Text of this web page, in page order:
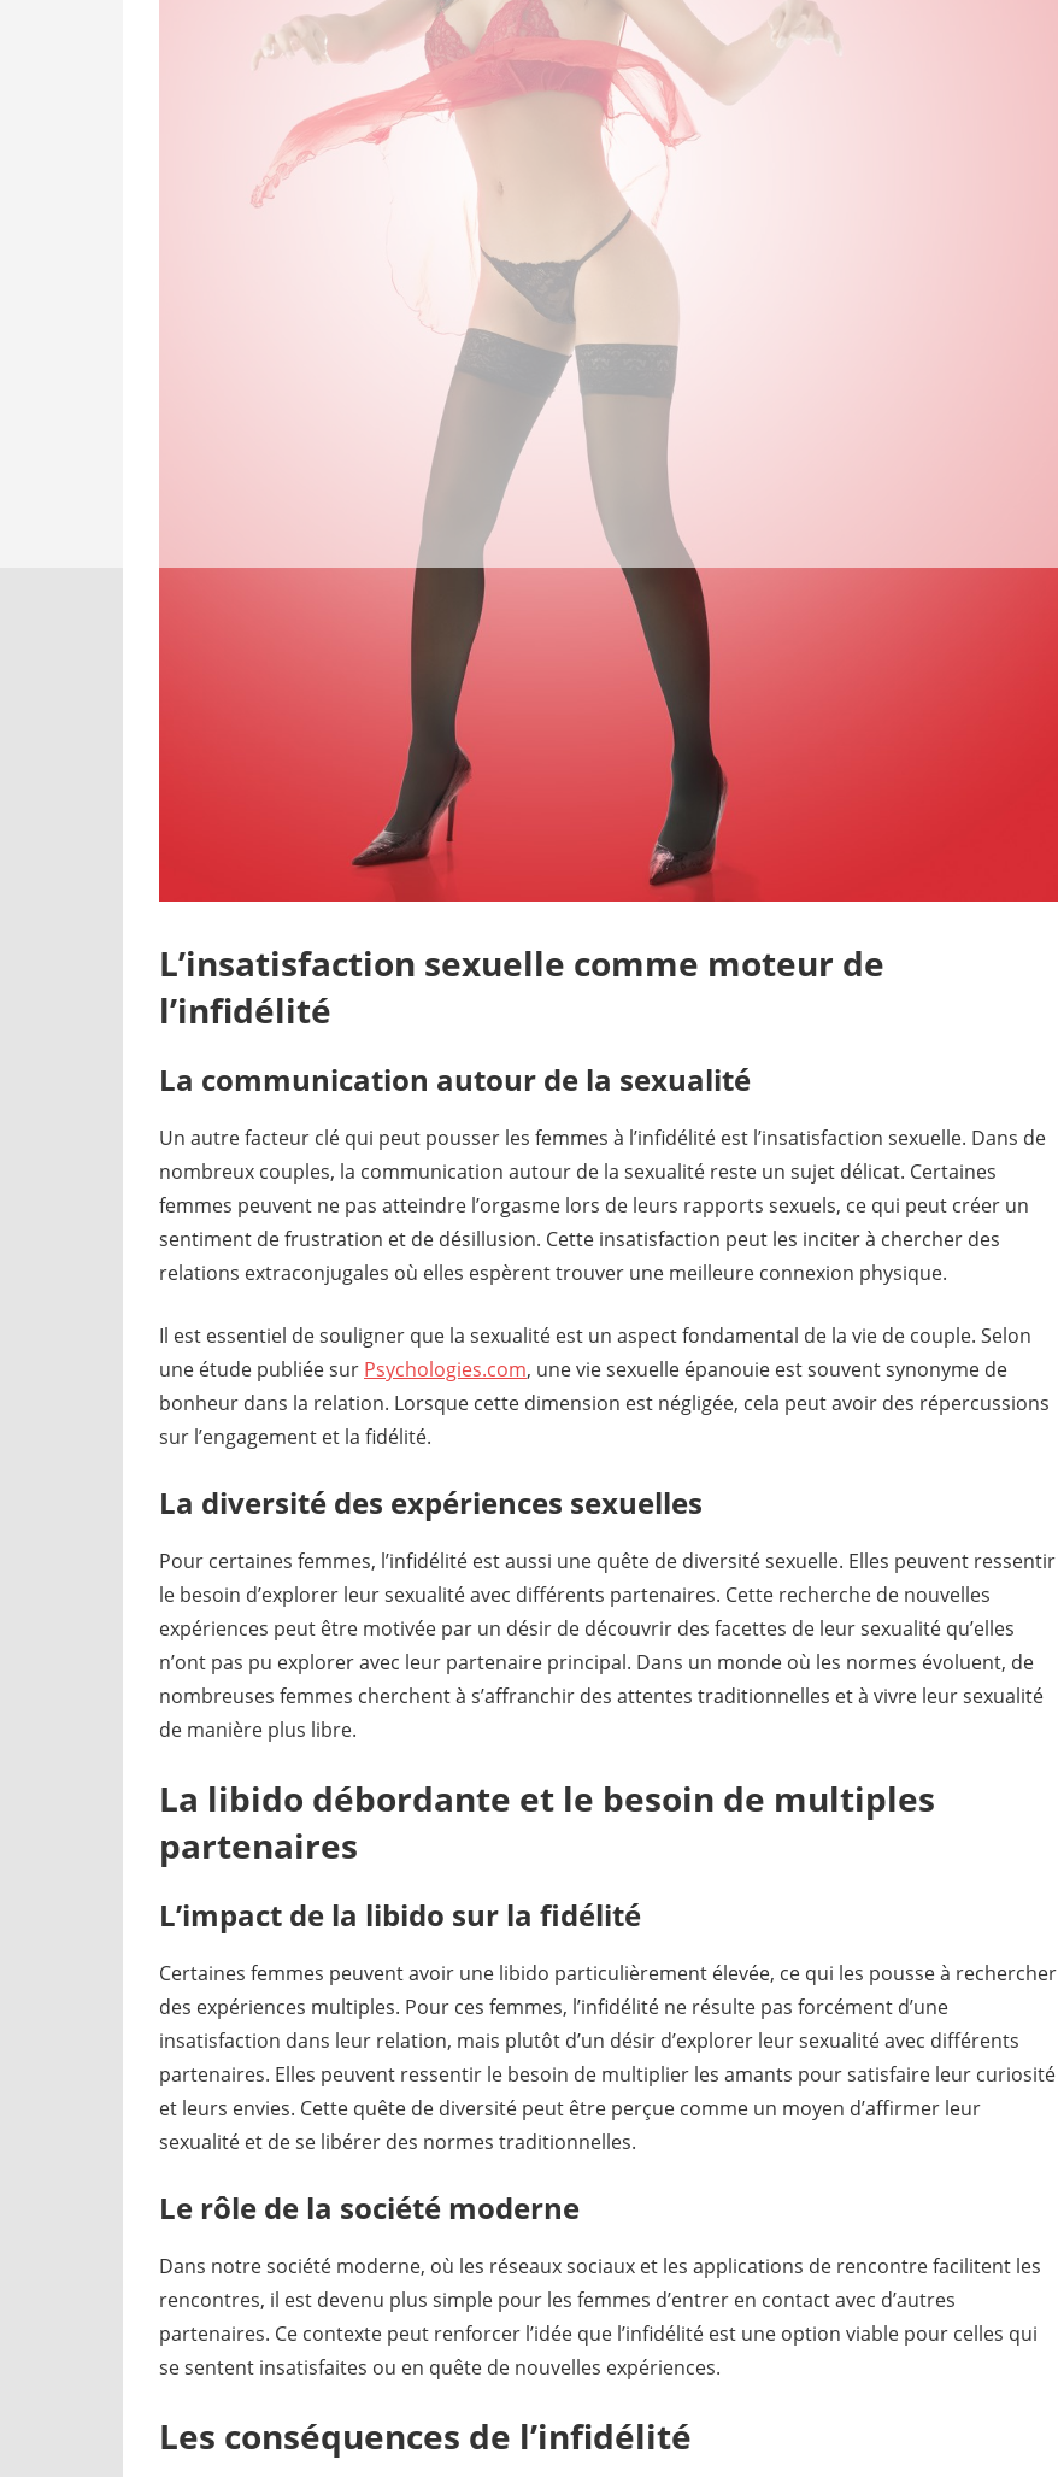
L’insatisfaction sexuelle comme moteur de
l’infidélité
La communication autour de la sexualité
Un autre facteur clé qui peut pousser les femmes à l’infidélité est l’insatisfaction sexuelle. Dans de
nombreux couples, la communication autour de la sexualité reste un sujet délicat. Certaines
femmes peuvent ne pas atteindre l’orgasme lors de leurs rapports sexuels, ce qui peut créer un
sentiment de frustration et de désillusion. Cette insatisfaction peut les inciter à chercher des
relations extraconjugales où elles espèrent trouver une meilleure connexion physique.
Il est essentiel de souligner que la sexualité est un aspect fondamental de la vie de couple. Selon
une étude publiée sur Psychologies.com, une vie sexuelle épanouie est souvent synonyme de
bonheur dans la relation. Lorsque cette dimension est négligée, cela peut avoir des répercussions
sur l’engagement et la fidélité.
La diversité des expériences sexuelles
Pour certaines femmes, l’infidélité est aussi une quête de diversité sexuelle. Elles peuvent ressentir
le besoin d’explorer leur sexualité avec différents partenaires. Cette recherche de nouvelles
expériences peut être motivée par un désir de découvrir des facettes de leur sexualité qu’elles
n’ont pas pu explorer avec leur partenaire principal. Dans un monde où les normes évoluent, de
nombreuses femmes cherchent à s’affranchir des attentes traditionnelles et à vivre leur sexualité
de manière plus libre.
La libido débordante et le besoin de multiples
partenaires
L’impact de la libido sur la fidélité
Certaines femmes peuvent avoir une libido particulièrement élevée, ce qui les pousse à rechercher
des expériences multiples. Pour ces femmes, l’infidélité ne résulte pas forcément d’une
insatisfaction dans leur relation, mais plutôt d’un désir d’explorer leur sexualité avec différents
partenaires. Elles peuvent ressentir le besoin de multiplier les amants pour satisfaire leur curiosité
et leurs envies. Cette quête de diversité peut être perçue comme un moyen d’affirmer leur
sexualité et de se libérer des normes traditionnelles.
Le rôle de la société moderne
Dans notre société moderne, où les réseaux sociaux et les applications de rencontre facilitent les
rencontres, il est devenu plus simple pour les femmes d’entrer en contact avec d’autres
partenaires. Ce contexte peut renforcer l’idée que l’infidélité est une option viable pour celles qui
se sentent insatisfaites ou en quête de nouvelles expériences.
Les conséquences de l’infidélité